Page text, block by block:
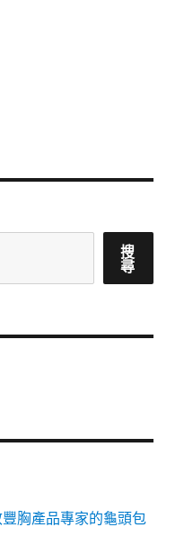
搜
尋
胸產品專家的龜頭包